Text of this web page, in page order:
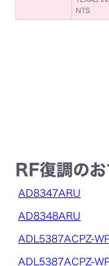
NTS
RF復調の
AD8347ARU
AD8348ARU
ADL5387ACPZ-
ADL5387ACPZ-